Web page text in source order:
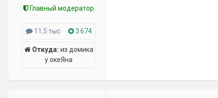
Главный модератор
11,5 тыс 3 674
Откуда: из домика
у океЯна